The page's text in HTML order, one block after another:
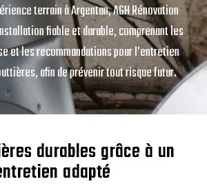
terrain à Argentan, AGH Rénovation
fiable et durable, comprenant les
et les recommandations pour l’entretien
afin de prévenir tout risque futur.
durables grâce à un
adapté